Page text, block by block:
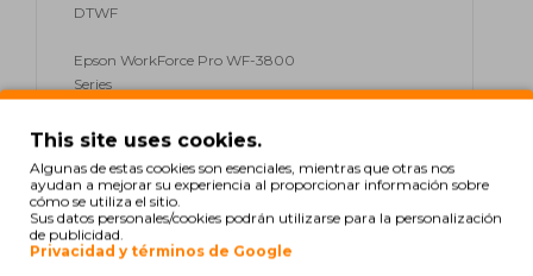
DTWF
Epson WorkForce Pro WF-3800
Series
Epson WorkForce Pro WF-3820
Epson WorkForce Pro WF-3825
DWF
This site uses cookies.
Algunas de estas cookies son esenciales, mientras que otras nos
ayudan a mejorar su experiencia al proporcionar información sobre
cómo se utiliza el sitio.
Sus datos personales/cookies podrán utilizarse para la personalización
de publicidad.
Privacidad y términos de Google